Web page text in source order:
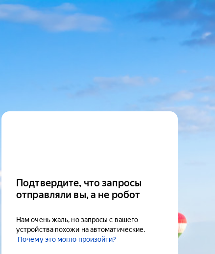
Подтвердите, что запросы
отправляли вы, а не робот
Нам очень жаль, но запросы с вашего
устройства похожи на автоматические.
Почему это могло произойти?